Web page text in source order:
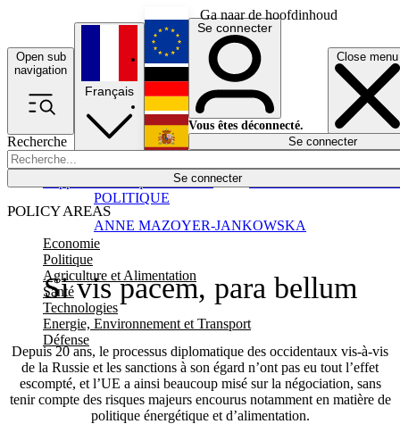
Ga naar de hoofdinhoud
Open sub
navigation
Close menu
Recherche
Se connecter
POLICY AREAS
Economie
Politique
Agriculture et Alimentation
Santé
Technologies
Energie, Environnement et Transport
Défense
Économie
Français
English
Deutsch
Español
Se connecter
Vous êtes déconnecté.
Se connecter
Si vis pacem, para bellum
Depuis 20 ans, le processus diplomatique des occidentaux vis-à-vis
de la Russie et les sanctions à son égard n’ont pas eu tout l’effet
escompté, et l’UE a ainsi beaucoup misé sur la négociation, sans
tenir compte des risques majeurs encourus notamment en matière de
politique énergétique et d’alimentation.
ANNE MAZOYER-JANKOWSKA
POLITIQUE